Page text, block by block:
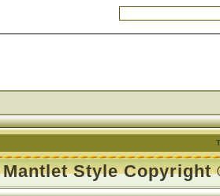
Mantlet Style Copyright